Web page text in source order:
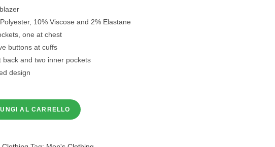
10% Viscose and 2% Elastane
one at chest
buttons at cuffs
back and two inner pockets
design
AL CARRELLO